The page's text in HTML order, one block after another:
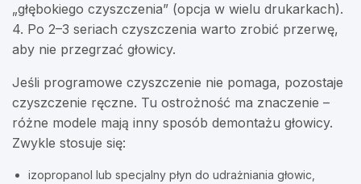
„głębokiego czyszczenia” (opcja w wielu drukarkach).
4. Po 2–3 seriach czyszczenia warto zrobić przerwę,
aby nie przegrzać głowicy.
Jeśli programowe czyszczenie nie pomaga, pozostaje
czyszczenie ręczne. Tu ostrożność ma znaczenie –
różne modele mają inny sposób demontażu głowicy.
Zwykle stosuje się:
izopropanol lub specjalny płyn do udrażniania głowic,